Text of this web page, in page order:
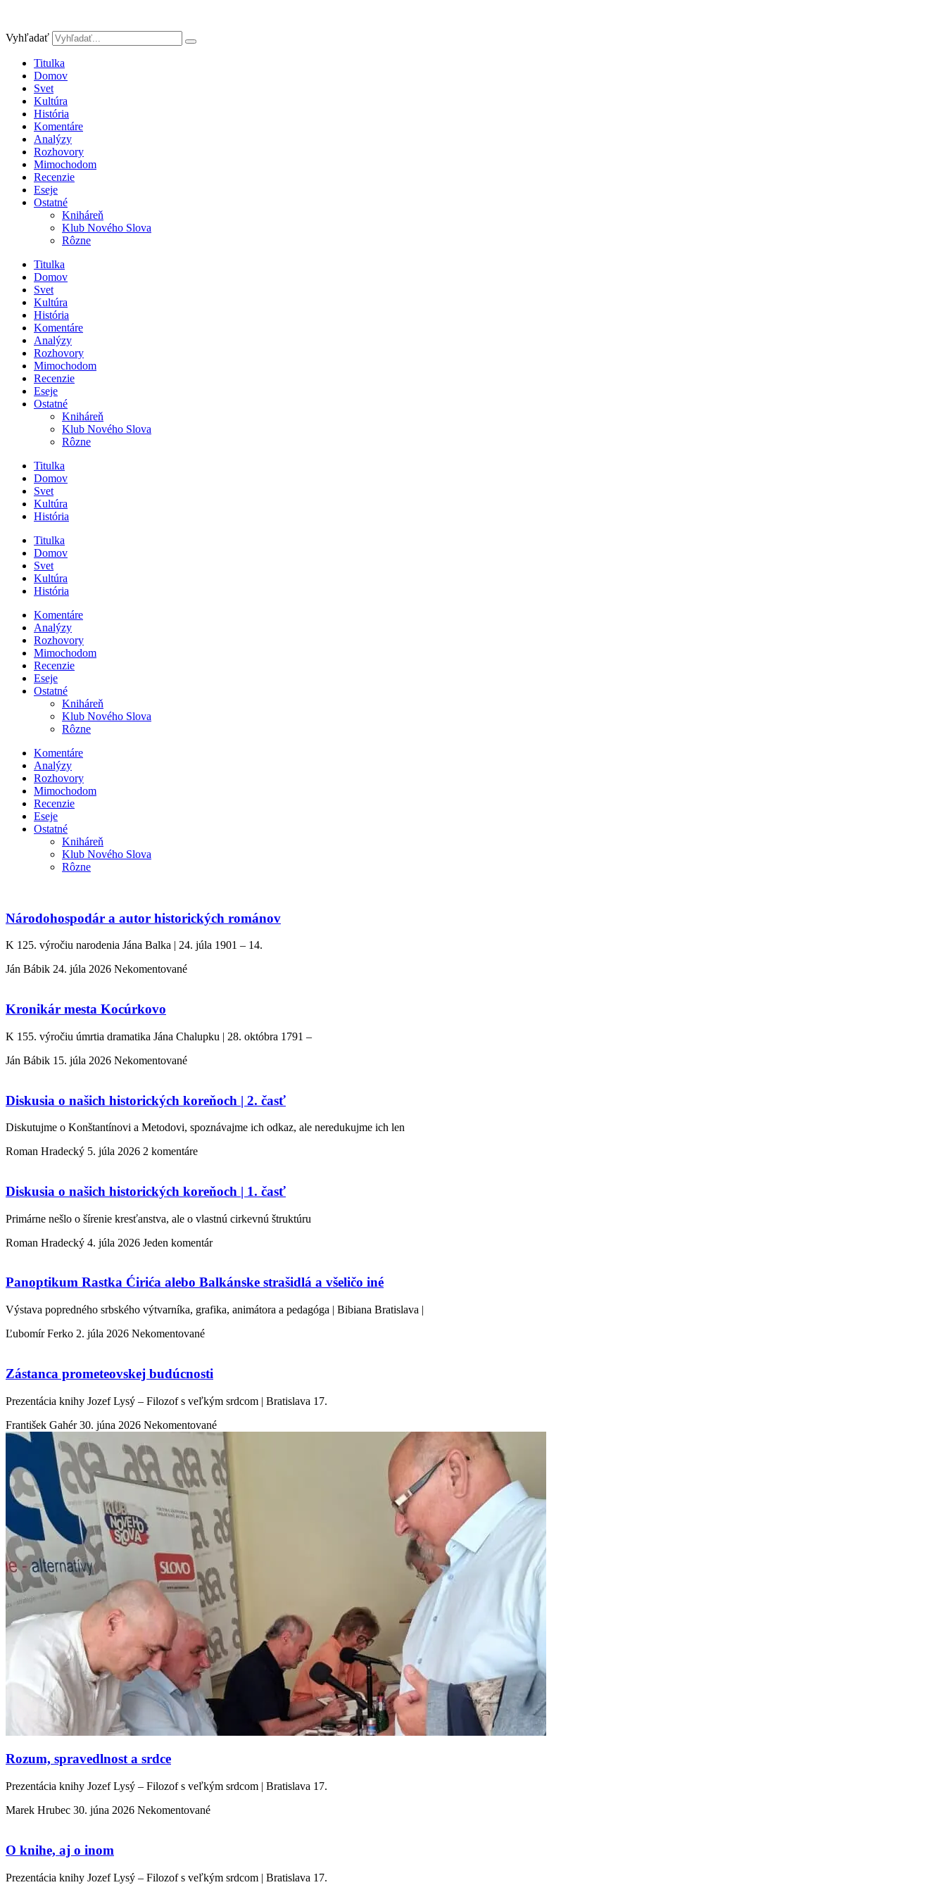
obsah
Vyhľadať
Titulka
Domov
Svet
Kultúra
História
Komentáre
Analýzy
Rozhovory
Mimochodom
Recenzie
Eseje
Ostatné
Kniháreň
Klub Nového Slova
Rôzne
Titulka
Domov
Svet
Kultúra
História
Komentáre
Analýzy
Rozhovory
Mimochodom
Recenzie
Eseje
Ostatné
Kniháreň
Klub Nového Slova
Rôzne
Titulka
Domov
Svet
Kultúra
História
Titulka
Domov
Svet
Kultúra
História
Komentáre
Analýzy
Rozhovory
Mimochodom
Recenzie
Eseje
Ostatné
Kniháreň
Klub Nového Slova
Rôzne
Komentáre
Analýzy
Rozhovory
Mimochodom
Recenzie
Eseje
Ostatné
Kniháreň
Klub Nového Slova
Rôzne
Národohospodár a autor historických románov
K 125. výročiu narodenia Jána Balka | 24. júla 1901 – 14.
Ján Bábik 24. júla 2026 Nekomentované
Kronikár mesta Kocúrkovo
K 155. výročiu úmrtia dramatika Jána Chalupku | 28. októbra 1791 –
Ján Bábik 15. júla 2026 Nekomentované
Diskusia o našich historických koreňoch | 2. časť
Diskutujme o Konštantínovi a Metodovi, spoznávajme ich odkaz, ale neredukujme ich len
Roman Hradecký 5. júla 2026 2 komentáre
Diskusia o našich historických koreňoch | 1. časť
Primárne nešlo o šírenie kresťanstva, ale o vlastnú cirkevnú štruktúru
Roman Hradecký 4. júla 2026 Jeden komentár
Panoptikum Rastka Ćirića alebo Balkánske strašidlá a všeličo iné
Výstava popredného srbského výtvarníka, grafika, animátora a pedagóga | Bibiana Bratislava |
Ľubomír Ferko 2. júla 2026 Nekomentované
Zástanca prometeovskej budúcnosti
Prezentácia knihy Jozef Lysý – Filozof s veľkým srdcom | Bratislava 17.
František Gahér30. júna 2026 Nekomentované
Rozum, spravedlnost a srdce
Prezentácia knihy Jozef Lysý – Filozof s veľkým srdcom | Bratislava 17.
Marek Hrubec 30. júna 2026 Nekomentované
O knihe, aj o inom
Prezentácia knihy Jozef Lysý – Filozof s veľkým srdcom | Bratislava 17.